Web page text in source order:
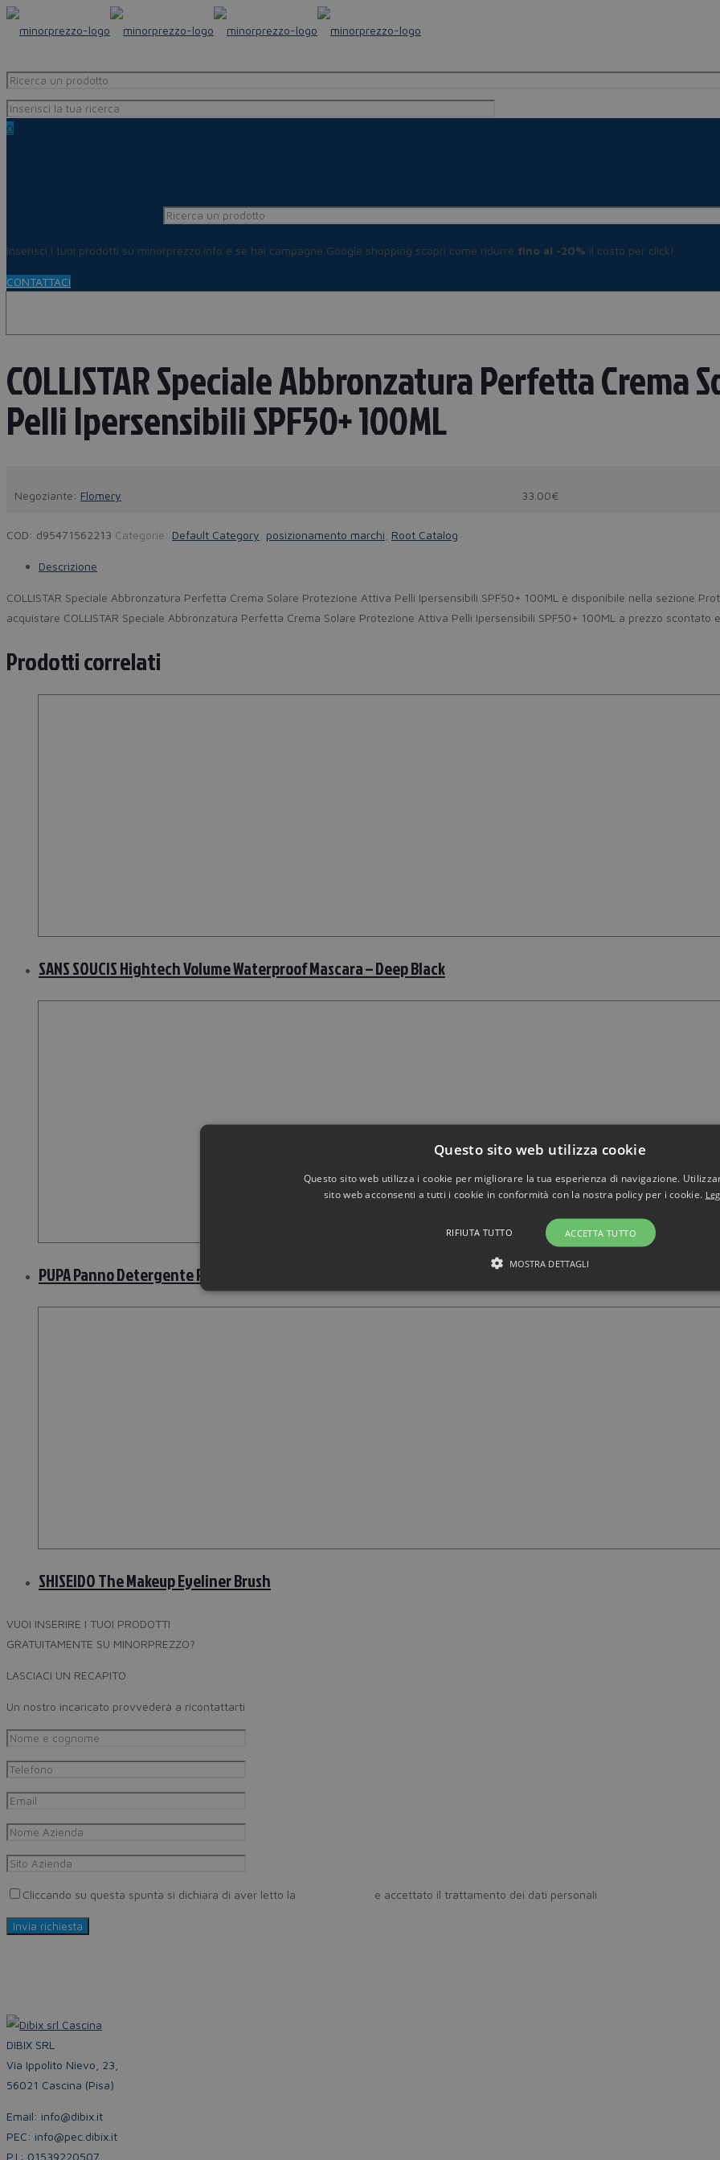
0
Inserisci i tuoi prodotti su minorprezzo.info e se hai campagne Google shopping scopri come ridurre fino al -20% il costo per click!
CONTATTACI
COLLISTAR Speciale Abbronzatura Perfetta Crema
Pelli Ipersensibili SPF50+ 100ML
Negoziante: Flomery 33.00€
COD: d95471562213 Categorie: Default Category posizionamento marchi Root Catalog
Descrizione
COLLISTAR Speciale Abbronzatura Perfetta Crema Solare Protezione Attiva Pelli Ipersensibili SPF50+ 100ML è disponibile nella sezione
acquistare COLLISTAR Speciale Abbronzatura Perfetta Crema Solare Protezione Attiva Pelli Ipersensibili SPF50+ 100ML a prezzo
Prodotti correlati
SANS SOUCIS Hightech Volume Waterproof Mascara – Deep Black
PUPA Panno Detergente Perfezionatore
SHISEIDO The Makeup Eyeliner Brush
VUOI INSERIRE I TUOI PRODOTTI
GRATUITAMENTE SU MINORPREZZO?
LASCIACI UN RECAPITO
Un nostro incaricato provvederà a ricontattarti
Cliccando su questa spunta si dichiara di aver letto la e accettato il trattamento dei dati personali
DIBIX SRL
Via Ippolito Nievo, 23,
56021 Cascina (Pisa)
Email: info@dibix.it
PEC: info@pec.dibix.it
P.I.: 01539220507
Questo sito web utilizza cookie
Questo sito web utilizza i cookie per migliorare la tua esperienza di navigazione.
sito web acconsenti a tutti i cookie in conformità con la nostra policy per i cookie.
ACCETTA TUTTO
RIFIUTA TUTTO
MOSTRA DETTAGLI